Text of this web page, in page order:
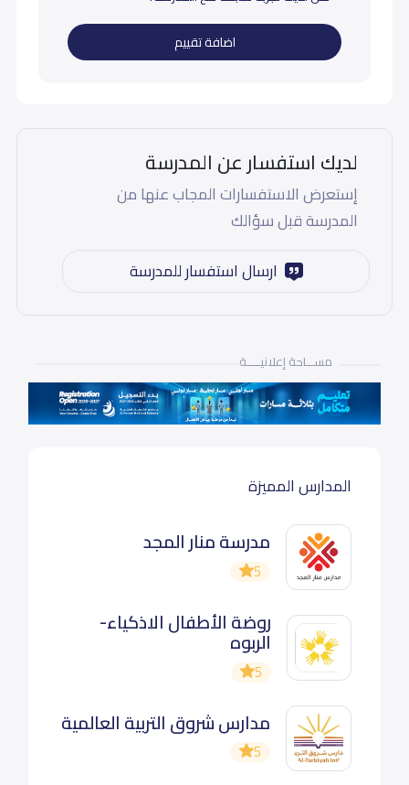
اضافة تقييم
لديك استفسار عن المدرسة
إستعرض الاستفسارات المجاب عنها من
المدرسة قبل سؤالك
ارسال استفسار للمدرسة
مســـاحة إعلانيـــــة
المدارس المميزة
مدرسة منار المجد
5
روضة الأطفال الاذكياء-
الربوه
5
مدارس شروق التربية العالمية
5